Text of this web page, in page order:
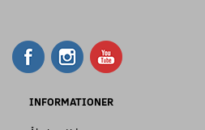
INFORMATIONER